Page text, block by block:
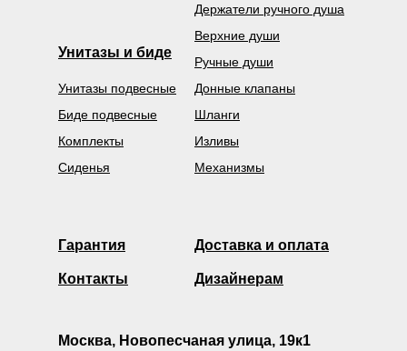
Верхние души
Ручные души
Держатели ручного душа
Механизмы
Донные клапаны
Шланги
Изливы
Унитазы и биде
Унитазы подвесные
Биде подвесные
Комплекты
Дизайнерам
Доставка и оплата
Москва, Новопесчаная улица, 19к1
Гарантия
Контакты
Сиденья